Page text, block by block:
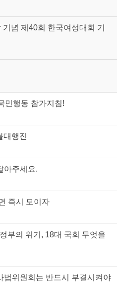
념 제40회 한국여성대회 기
민행동 참가지침!
대행진
아주세요.
즉시 모이자
부의 위기, 18대 국회 무엇을
법위원회는 반드시 부결시켜야